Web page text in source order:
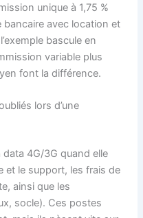
unique à 1,75 %
bancaire avec location et
bascule en
variable plus
font la différence.
lors d’une
4G/3G quand elle
et le support, les frais de
ainsi que les
socle). Ces postes